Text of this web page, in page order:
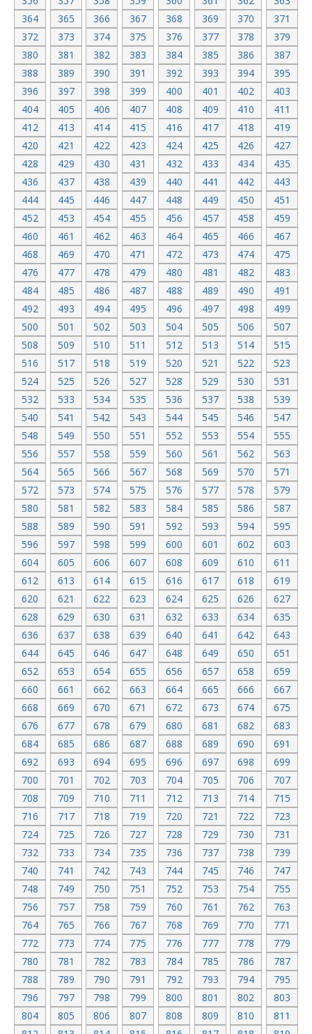
364
365 366 367 368 369 370
371
372
373 374 375 376 377 378
379
380
381 382 383 384 385 386
387
388
389 390 391 392 393 394
395
396
397 398 399 400 401 402
403
404
405 406 407 408 409 410
411
412
413 414 415 416 417 418
419
420
421 422 423 424 425 426
427
428
429 430 431 432 433 434
435
436
437 438 439 440 441 442
443
444
445 446 447 448 449 450
451
452
453 454 455 456 457 458
459
460
461 462 463 464 465 466
467
468
469 470 471 472 473 474
475
476
477 478 479 480 481 482
483
484
485 486 487 488 489 490
491
492
493 494 495 496 497 498
499
500
501 502 503 504 505 506
507
508
509 510 511 512 513 514
515
516
517 518 519 520 521 522
523
524
525 526 527 528 529 530
531
532
533 534 535 536 537 538
539
540
541 542 543 544 545 546
547
548
549 550 551 552 553 554
555
556
557 558 559 560 561 562
563
564
565 566 567 568 569 570
571
572
573 574 575 576 577 578
579
580
581 582 583 584 585 586
587
588
589 590 591 592 593 594
595
596
597 598 599 600 601 602
603
604
605 606 607 608 609 610
611
612
613 614 615 616 617 618
619
620
621 622 623 624 625 626
627
628
629 630 631 632 633 634
635
636
637 638 639 640 641 642
643
644
645 646 647 648 649 650
651
652
653 654 655 656 657 658
659
660
661 662 663 664 665 666
667
668
669 670 671 672 673 674
675
676
677 678 679 680 681 682
683
684
685 686 687 688 689 690
691
692
693 694 695 696 697 698
699
700
701 702 703 704 705 706
707
708
709 710 711 712 713 714
715
716
717 718 719 720 721 722
723
724
725 726 727 728 729 730
731
732
733 734 735 736 737 738
739
740
741 742 743 744 745 746
747
748
749 750 751 752 753 754
755
756
757 758 759 760 761 762
763
764
765 766 767 768 769 770
771
772
773 774 775 776 777 778
779
780
781 782 783 784 785 786
787
788
789 790 791 792 793 794
795
796
797 798 799 800 801 802
803
804
805 806 807 808 809 810
811